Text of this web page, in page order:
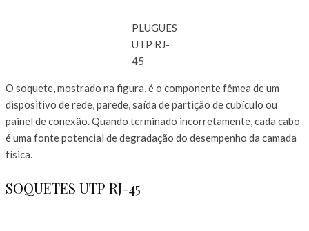
PLUGUES
UTP RJ-
45
O soquete, mostrado na figura, é o componente fêmea de um
dispositivo de rede, parede, saída de partição de cubículo ou
painel de conexão. Quando terminado incorretamente, cada cabo
é uma fonte potencial de degradação do desempenho da camada
física.
SOQUETES UTP RJ-45